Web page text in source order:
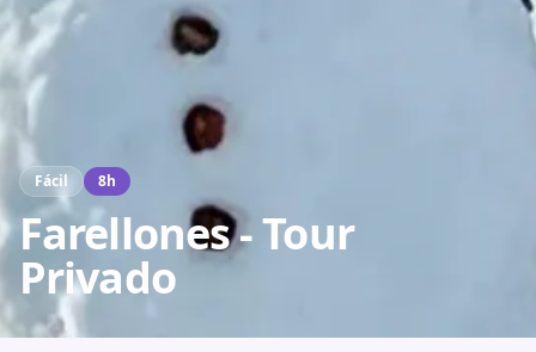
Fácil 8h
Farellones - Tour
Privado